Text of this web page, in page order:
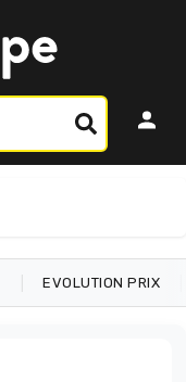
EVOLUTION PRIX